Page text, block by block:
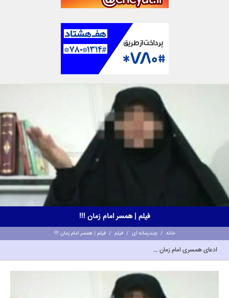
فیلم | همسر امام زمان !!!
خانه / چندرسانه ای / فیلم / فیلم | همسر امام زمان !!!
ادعای همسری امام زمان …